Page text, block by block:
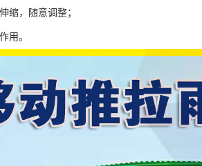
缩，随意调整；
用。